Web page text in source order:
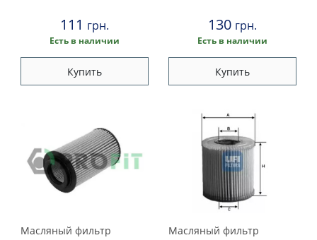
Sofima
Tecneco filters
111 грн.
Есть в наличии
Купить
130 грн.
Есть в наличии
Купить
Масляный фильтр Масляный фильтр